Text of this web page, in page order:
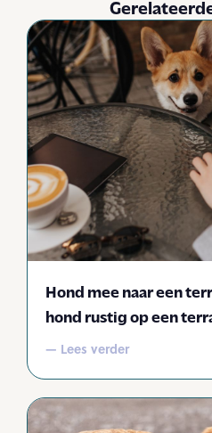
Hond mee naar een
hond rustig op een
— Lees verder